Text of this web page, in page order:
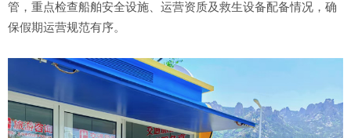
管，重点检查船舶安全设施、运营资质及救生设备配备情况，确
保假期运营规范有序。